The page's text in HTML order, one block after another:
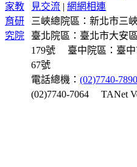
見交流 |網網相連
三峽總院區：新北市三
臺北院區：臺北市大安
179號
臺中院區：臺
67號
電話總機：(02)7740-7890
(02)7740-7064
TANet